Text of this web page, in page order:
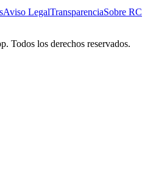
Aviso LegalTransparenciaSobre RC
Todos los derechos reservados.